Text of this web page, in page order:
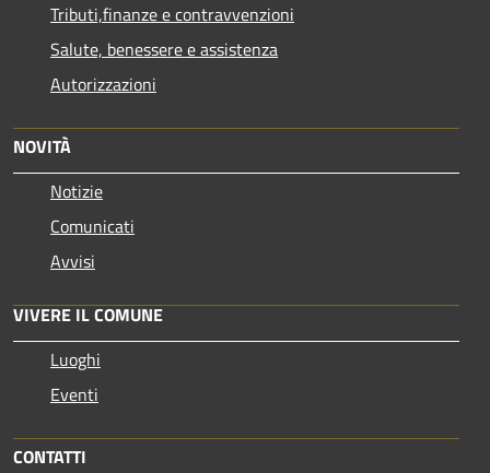
Tributi,finanze e contravvenzioni
Salute, benessere e assistenza
Autorizzazioni
NOVITÀ
Notizie
Comunicati
Avvisi
VIVERE IL COMUNE
Luoghi
Eventi
CONTATTI